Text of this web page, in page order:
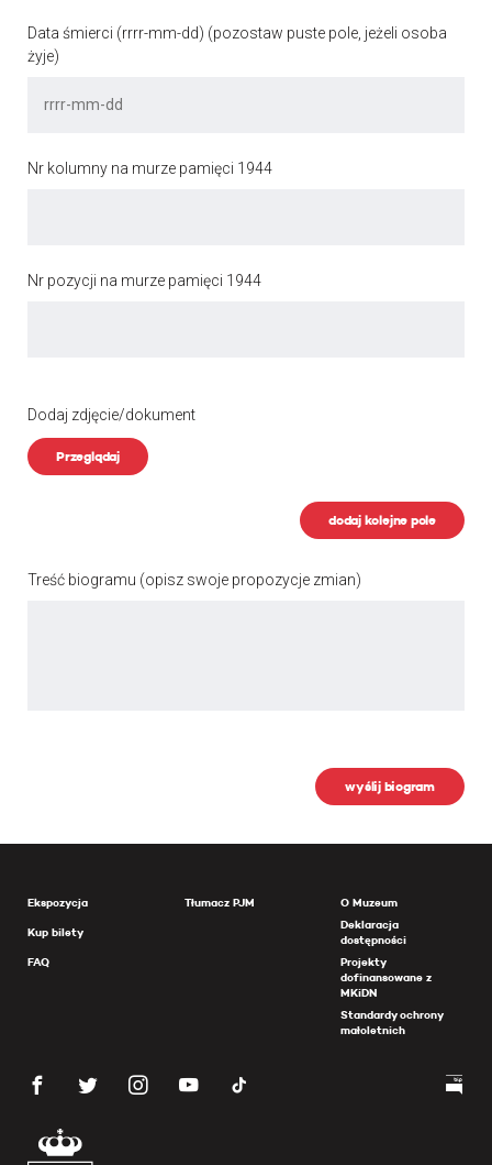
Data śmierci (rrrr-mm-dd) (pozostaw puste pole, jeżeli osoba
żyje)
Nr kolumny na murze pamięci 1944
Nr pozycji na murze pamięci 1944
Dodaj zdjęcie/dokument
Przeglądaj
dodaj kolejne pole
Treść biogramu (opisz swoje propozycje zmian)
wyślij biogram
Ekspozycja
Kup bilety
FAQ
Tłumacz PJM
O Muzeum
Deklaracja
dostępności
Projekty
dofinansowane z
MKiDN
Standardy ochrony
małoletnich